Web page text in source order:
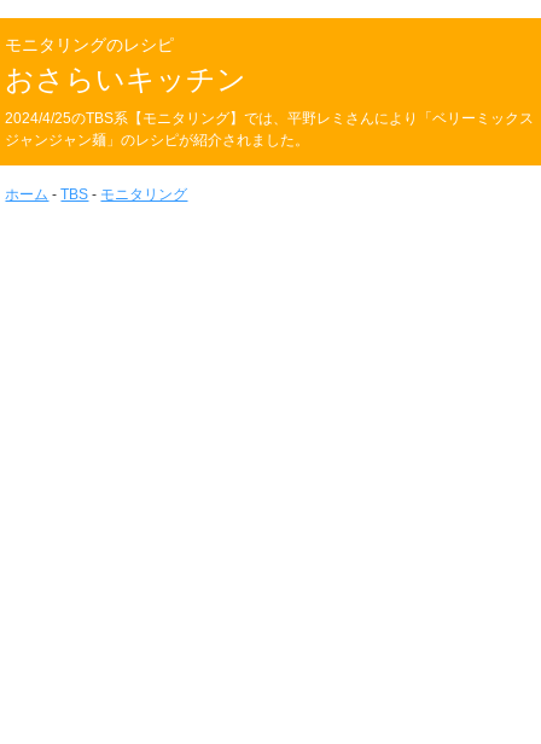
モニタリングのレシピ
おさらいキッチン
2024/4/25のTBS系【モニタリング】では、平野レミさんにより「ベリーミックス
ジャンジャン麺」のレシピが紹介されました。
ホーム -TBS - モニタリング